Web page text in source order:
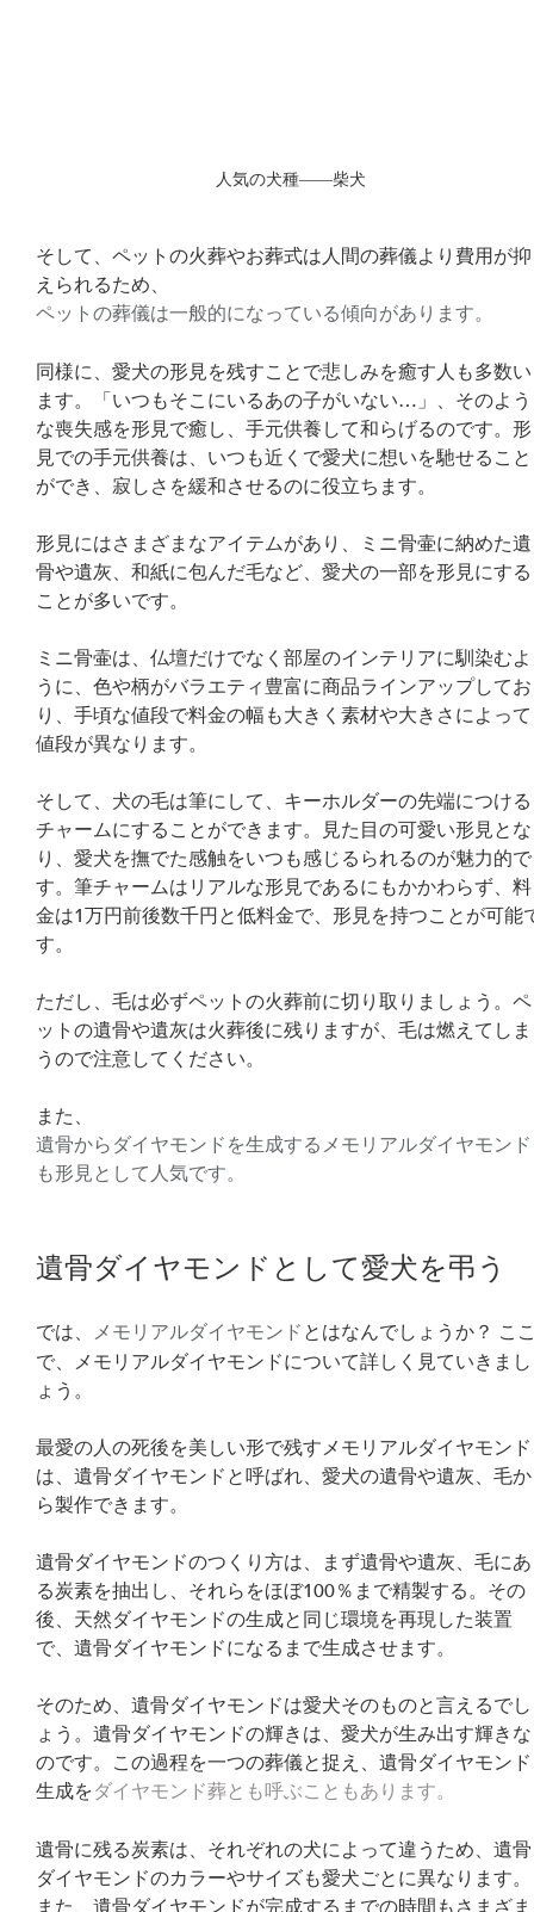
人気の犬種――柴犬
そして、ペットの火葬やお葬式は人間の葬儀より費用が抑
えられるため、
ペットの葬儀は一般的になっている傾向があります。
同様に、愛犬の形見を残すことで悲しみを癒す人も多数い
ます。「いつもそこにいるあの子がいない…」、そのよう
な喪失感を形見で癒し、手元供養して和らげるのです。形
見での手元供養は、いつも近くで愛犬に想いを馳せること
ができ、寂しさを緩和させるのに役立ちます。
形見にはさまざまなアイテムがあり、ミニ骨壷に納めた遺
骨や遺灰、和紙に包んだ毛など、愛犬の一部を形見にする
ことが多いです。
ミニ骨壷は、仏壇だけでなく部屋のインテリアに馴染むよ
うに、色や柄がバラエティ豊富に商品ラインアップしてお
り、手頃な値段で料金の幅も大きく素材や大きさによって
値段が異なります。
そして、犬の毛は筆にして、キーホルダーの先端につける
チャームにすることができます。見た目の可愛い形見とな
り、愛犬を撫でた感触をいつも感じるられるのが魅力的で
す。筆チャームはリアルな形見であるにもかかわらず、料
金は1万円前後数千円と低料金で、形見を持つことが可能
す。
ただし、毛は必ずペットの火葬前に切り取りましょう。ペ
ットの遺骨や遺灰は火葬後に残りますが、毛は燃えてしま
うので注意してください。
また、
遺骨からダイヤモンドを生成するメモリアルダイヤモンド
も形見として人気です。
遺骨ダイヤモンドとして愛犬を弔う
では、 メモリアルダイヤモンドとはなんでしょうか？ こ
で、メモリアルダイヤモンドについて詳しく見ていきまし
ょう。
最愛の人の死後を美しい形で残すメモリアルダイヤモンド
は、遺骨ダイヤモンドと呼ばれ、愛犬の遺骨や遺灰、毛か
ら製作できます。
遺骨ダイヤモンドのつくり方は、まず遺骨や遺灰、毛にあ
る炭素を抽出し、それらをほぼ100％まで精製する。その
後、天然ダイヤモンドの生成と同じ環境を再現した装置
で、遺骨ダイヤモンドになるまで生成させます。
そのため、遺骨ダイヤモンドは愛犬そのものと言えるでし
ょう。遺骨ダイヤモンドの輝きは、愛犬が生み出す輝きな
のです。この過程を一つの葬儀と捉え、遺骨ダイヤモンド
生成をダイヤモンド葬とも呼ぶこともあります。
遺骨に残る炭素は、それぞれの犬によって違うため、遺骨
ダイヤモンドのカラーやサイズも愛犬ごとに異なります。
また、遺骨ダイヤモンドが完成するまでの時間もさまざま